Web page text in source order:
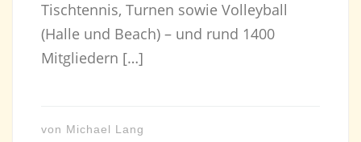
Tischtennis, Turnen sowie Volleyball
(Halle und Beach) – und rund 1400
Mitgliedern […]
von Michael Lang